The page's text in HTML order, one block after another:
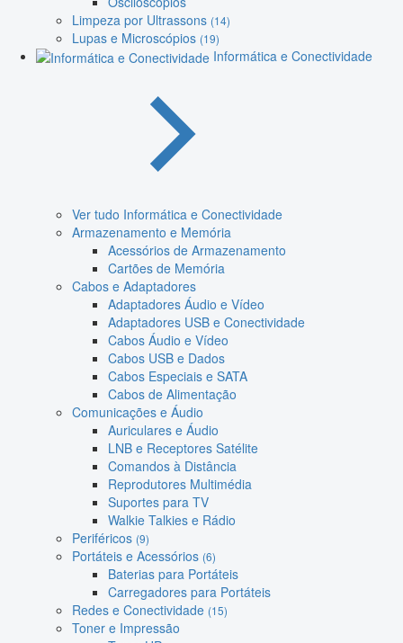
Limpeza por Ultrassons (14)
Lupas e Microscópios (19)
Informática e Conectividade
Ver tudo Informática e Conectividade
Armazenamento e Memória
Acessórios de Armazenamento
Cartões de Memória
Cabos e Adaptadores
Adaptadores Áudio e Vídeo
Adaptadores USB e Conectividade
Cabos Áudio e Vídeo
Cabos USB e Dados
Cabos Especiais e SATA
Cabos de Alimentação
Comunicações e Áudio
Auriculares e Áudio
LNB e Receptores Satélite
Comandos à Distância
Reprodutores Multimédia
Suportes para TV
Walkie Talkies e Rádio
Periféricos (9)
Portáteis e Acessórios (6)
Baterias para Portáteis
Carregadores para Portáteis
Redes e Conectividade (15)
Toner e Impressão